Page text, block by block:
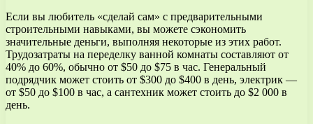
Если вы любитель «сделай сам» с предварительными
строительными навыками, вы можете сэкономить
значительные деньги, выполняя некоторые из этих работ.
Трудозатраты на переделку ванной комнаты составляют от
40% до 60%, обычно от $50 до $75 в час. Генеральный
подрядчик может стоить от $300 до $400 в день, электрик —
от $50 до $100 в час, а сантехник может стоить до $2 000 в
день.